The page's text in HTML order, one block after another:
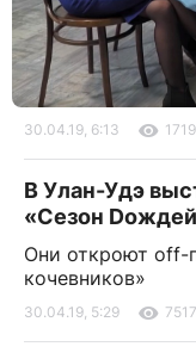
30.04.19, 6:13
В Улан-Удэ
«Сезон
Они откроют off-
кочевников»
30.04.19, 5:29 7517